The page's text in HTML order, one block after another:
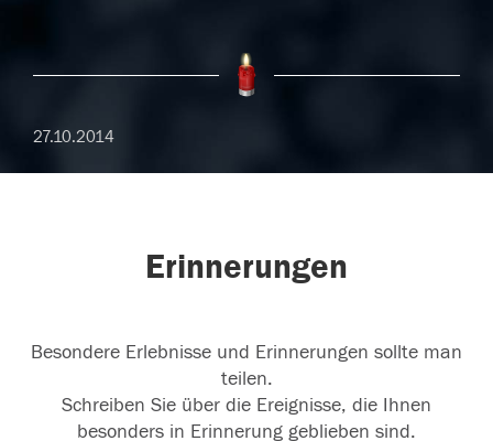
27.10.2014
Erinnerungen
Besondere Erlebnisse und Erinnerungen sollte man
teilen.
Schreiben Sie über die Ereignisse, die Ihnen
besonders in Erinnerung geblieben sind.